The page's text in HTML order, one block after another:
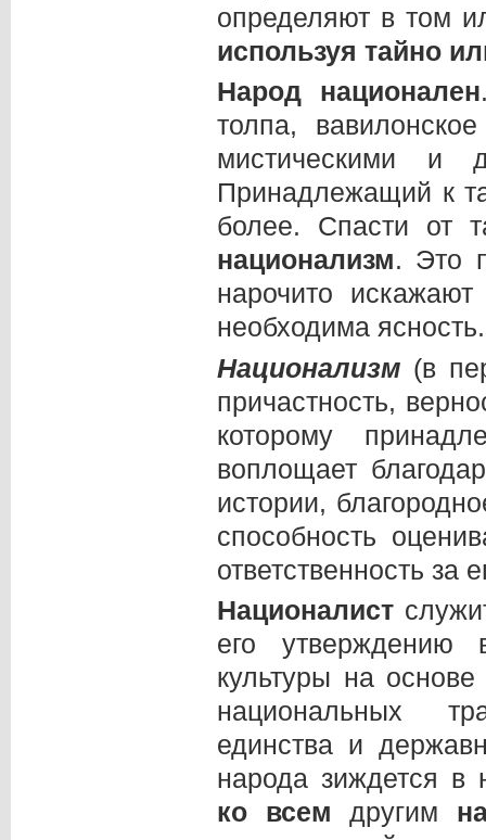
определяют в том
используя тайно
Народ национален
толпа,
мистическими и
Принадлежащий к
более. Спасти от
национализм. Это
нарочито
необходима ясность.
Национализм (в
причастность,
которому
воплощает
истории,
способность
ответственность за
Националист
его утверждению
культуры на
национальных
единства и
народа зиждется в
ко всем другим